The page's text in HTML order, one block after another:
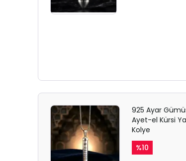
925 Ayar
Ayet-el Kürsi
Kolye
%10